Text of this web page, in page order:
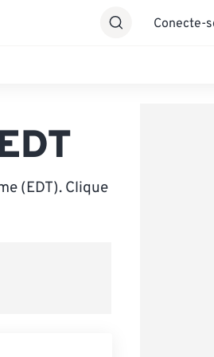
Conecte-
(EDT). Clique